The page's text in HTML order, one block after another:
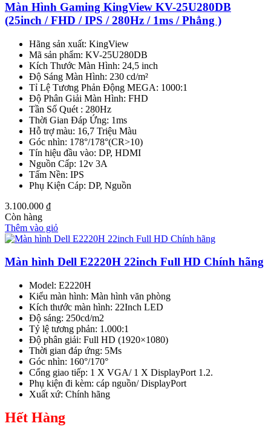
Màn Hình Gaming KingView KV-25U280DB
(25inch / FHD / IPS / 280Hz / 1ms / Phẳng )
Hãng sản xuất: KingView
Mã sản phẩm: KV-25U280DB
Kích Thước Màn Hình: 24,5 inch
Độ Sáng Màn Hình: 230 cd/m²
Tỉ Lệ Tương Phản Động MEGA: 1000:1
Độ Phân Giải Màn Hình: FHD
Tần Số Quét : 280Hz
Thời Gian Đáp Ứng: 1ms
Hỗ trợ màu: 16,7 Triệu Màu
Góc nhìn: 178°/178°(CR>10)
Tín hiệu đầu vào: DP, HDMI
Nguồn Cấp: 12v 3A
Tấm Nền: IPS
Phụ Kiện Cáp: DP, Nguồn
3.100.000 ₫
Còn hàng
Thêm vào giỏ
Màn hình Dell E2220H 22inch Full HD Chính hãng
Model: E2220H
Kiểu màn hình: Màn hình văn phòng
Kích thước màn hình: 22Inch LED
Độ sáng: 250cd/m2
Tỷ lệ tương phản: 1.000:1
Độ phân giải: Full HD (1920×1080)
Thời gian đáp ứng: 5Ms
Góc nhìn: 160°/170°
Cổng giao tiếp: 1 X VGA/ 1 X DisplayPort 1.2.
Phụ kiện đi kèm: cáp nguồn/ DisplayPort
Xuất xứ: Chính hãng
Hết Hàng